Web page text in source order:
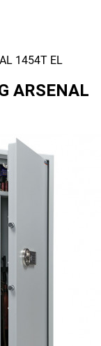
1454Т EL
ARSENAL